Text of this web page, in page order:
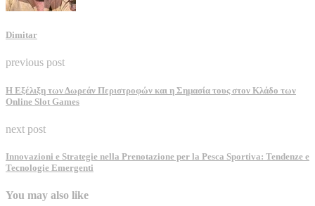
Dimitar
previous post
Η Εξέλιξη των Δωρεάν Περιστροφών και η Σημασία τους στον Κλάδο των
Online Slot Games
next post
Innovazioni e Strategie nella Prenotazione per la Pesca Sportiva: Tendenze e
Tecnologie Emergenti
You may also like